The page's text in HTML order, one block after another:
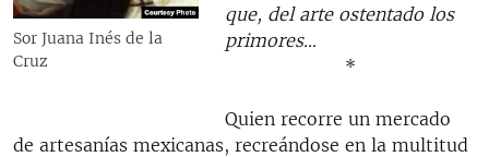
Sor Juana Inés de la
Cruz
que, del arte ostentado los
primores…
*
Quien recorre un mercado
de artesanías mexicanas, recreándose en la multitud